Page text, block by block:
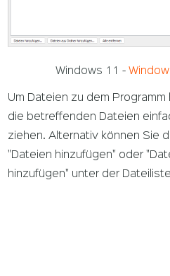
Windows 11 -
Um Dateien zu dem
die betreffenden Dateien
ziehen. Alternativ können Sie
"Dateien hinzufügen" oder
hinzufügen" unter der